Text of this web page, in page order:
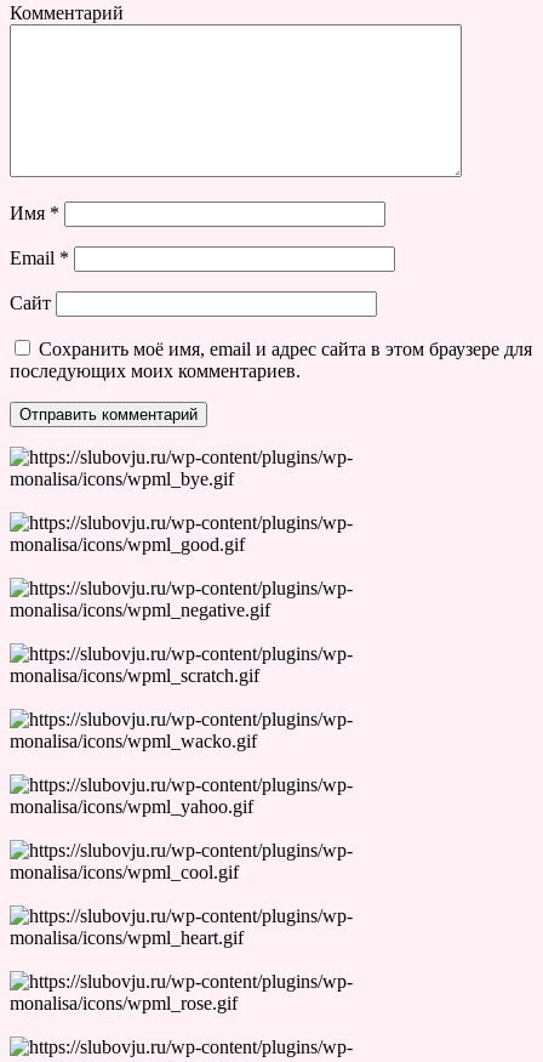
Комментарий
Имя *
Email *
Сайт
Сохранить моё имя, email и адрес сайта в этом браузере для
последующих моих комментариев.